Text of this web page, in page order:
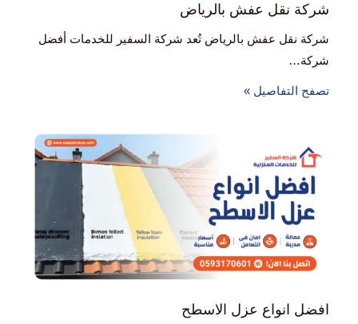
شركة نقل عفش بالرياض
شركة نقل عفش بالرياض تُعد شركة السفير للخدمات أفضل
شركة…
تصفح التفاصيل »
افضل انواع عزل الاسطح